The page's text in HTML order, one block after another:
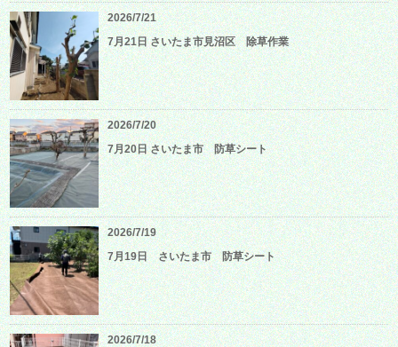
2026/7/21
7月21日 さいたま市見沼区 除草作業
2026/7/20
7月20日 さいたま市 防草シート
2026/7/19
7月19日 さいたま市 防草シート
2026/7/18